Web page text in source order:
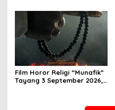
Film Horor Religi “Munafik”
Tayang 3 September 2026,